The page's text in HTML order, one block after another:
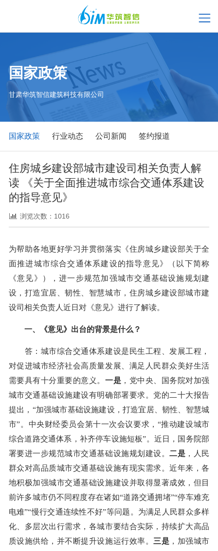
国家政策
甘肃华筑智信建筑科技有限公司
国家政策 行业动态 公司新闻 签约报道
住房城乡建设部城市建设司相关负责人解
读 《关于全面推进城市综合交通体系建设
的指导意见》
浏览次数：1016
为帮助各地更好学习并贯彻落实《住房城乡建设部关于全
面推进城市综合交通体系建设的指导意见》（以下简称
《意见》），进一步规范加强城市交通基础设施规划建
设，打造宜居、韧性、智慧城市，住房城乡建设部城市建
设司相关负责人近日对《意见》进行了解读。
一、《意见》出台的背景是什么？
答：城市综合交通体系建设是民生工程、发展工程，
对促进城市经济社会高质量发展、满足人民群众美好生活
需要具有十分重要的意义。 一是 ，党中央、国务院对加强
城市交通基础设施建设有明确部署要求。党的二十大报告
提出，“加强城市基础设施建设，打造宜居、韧性、智慧城
市”。中央财经委员会第十一次会议要求，“推动建设城市
综合道路交通体系，补齐停车设施短板”。近日，国务院部
署要进一步规范城市交通基础设施规划建设。二是 ，人民
群众对高品质城市交通基础设施有现实需求。近年来，各
地积极加强城市交通基础设施建设并取得显著成效，但目
前许多城市仍不同程度存在诸如“道路交通拥堵”“停车难充
电难”“慢行交通连续性不好”等问题。为满足人民群众多样
化、多层次出行需求，各城市要结合实际，持续扩大高品
质设施供给，并不断提升设施运行效率。 三是 ，加强城市